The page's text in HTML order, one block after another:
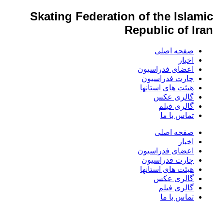
Skating Federation of the Islamic
Republic of Iran
صفحه اصلی
اخبار
اعضای فدراسیون
چارت فدراسیون
هیئت های استانها
گالری عکس
گالری فیلم
تماس با ما
صفحه اصلی
اخبار
اعضای فدراسیون
چارت فدراسیون
هیئت های استانها
گالری عکس
گالری فیلم
تماس با ما